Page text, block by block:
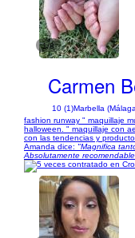
1/8
Carmen
10 (1)Marbella
fashion runway " maquillaje
halloween. " maquillaje con
con las tendencias y
Amanda dice: "Magnifica
Absolutamente